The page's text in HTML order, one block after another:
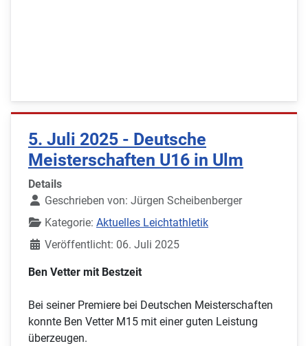
5. Juli 2025 - Deutsche
Meisterschaften U16 in Ulm
Details
Geschrieben von: Jürgen Scheibenberger
Kategorie: Aktuelles Leichtathletik
Veröffentlicht: 06. Juli 2025
Ben Vetter mit Bestzeit
Bei seiner Premiere bei Deutschen Meisterschaften
konnte Ben Vetter M15 mit einer guten Leistung
überzeugen.